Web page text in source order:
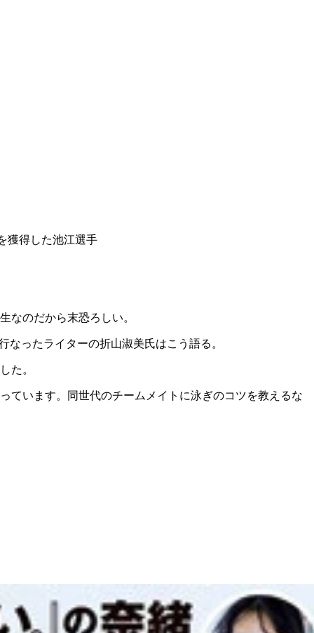
獲得した池江選手
なのだから末恐ろしい。
ったライターの折山淑美氏はこう語る。
た。
ています。同世代のチームメイトに泳ぎのコツを教えるな